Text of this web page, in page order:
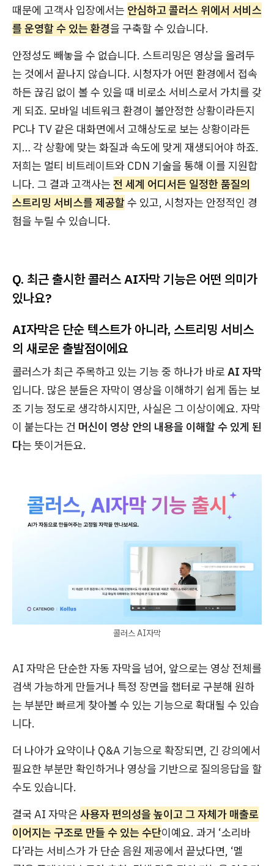
때문에 고객사 입장에서는 안심하고 콜러스 위에서 서비스
를 운영할 수 있는 환경을 구축할 수 있습니다.
안정성도 빼놓을 수 없습니다. 스트리밍은 영상을 올려두
는 것에서 끝나지 않습니다. 시청자가 어떤 환경에서 접속
하든 끊김 없이 볼 수 있을 때 비로소 서비스로서 가치를 갖
게 되죠. 모바일 네트워크 환경이 불안정한 상황이라든지
PC나 TV 같은 대화면에서 고해상도로 보는 상황이라든
지… 각 상황에 맞는 화질과 속도에 맞게 재생되어야 하죠.
저희는 멀티 비트레이트와 CDN 기술을 통해 이를 지원합
니다. 그 결과 고객사는 전 세계 어디서든 일정한 품질의
스트리밍 서비스를 제공할수 있고, 시청자는 안정적인 경
험을 누릴 수 있습니다.
Q. 최근 출시한 콜러스 AI자막 기능은 어떤 의미가
있나요?
AI자막은 단순 텍스트가 아니라, 스트리밍 서비스
의 새로운 출발점이에요
콜러스가 최근 주목하고 있는 기능 중 하나가 바로 AI 자막
입니다. 많은 분들은 자막이 영상을 이해하기 쉽게 돕는 보
조 기능 정도로 생각하시지만, 사실은 그 이상이에요. 자막
이 붙는다는 건 머신이 영상 안의 내용을 이해할 수 있게 된
다는 뜻이거든요.
콜러스 AI자막
AI 자막은 단순한 자동 자막을 넘어, 앞으로는 영상 전체를
검색 가능하게 만들거나 특정 장면을 챕터로 구분해 원하
는 부분만 빠르게 찾아볼 수 있는 기능으로 확대될 수 있습
니다.
더 나아가 요약이나 Q&A 기능으로 확장되면, 긴 강의에서
필요한 부분만 확인하거나 영상을 기반으로 질의응답을 할
수도 있습니다.
결국 AI 자막은 사용자 편의성을 높이고 그 자체가 매출로
이어지는 구조로 만들 수 있는 수단이예요. 과거 ‘소리바
다’라는 서비스가 가 단순 음원 제공에서 끝났다면, ‘멜